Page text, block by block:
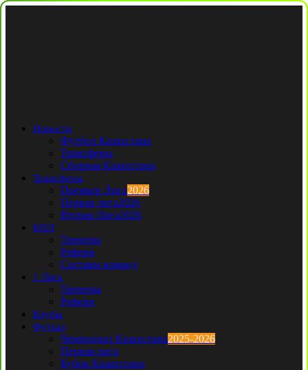
Новости
Футбол Казахстана
Трансферы
Сборная Казахстана
Трансферы
Премьер Лига2026
Первая лига2026
Вторая Лига2026
КПЛ
Тренеры
Рефери
Составы команд
1 Лига
Тренеры
Рефери
Клубы
Футзал
Чемпионат Казахстана2025-2026
Первая лига
Кубок Казахстана